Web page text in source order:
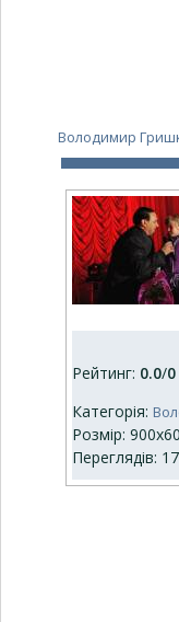
Володимир
Рейтинг: 0.0/0
Категорія:
Розмір:
Переглядів: